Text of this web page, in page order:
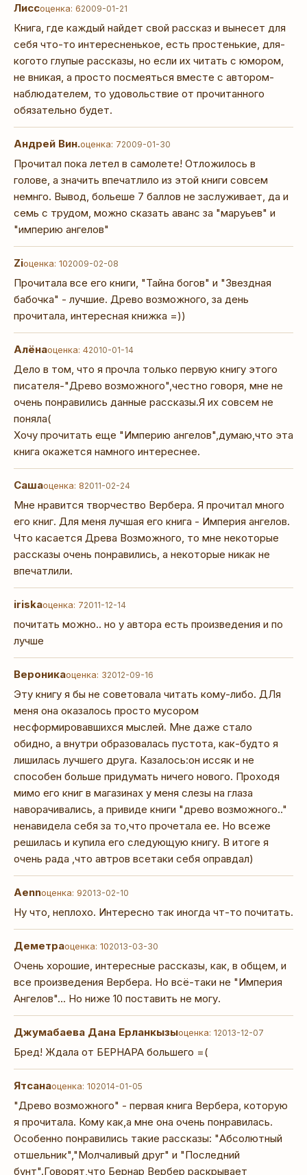
Лиссоценка: 62009-01-21
Книга, где каждый найдет свой рассказ и вынесет для
себя что-то интересненькое, есть простенькие, для-
когото глупые рассказы, но если их читать с юмором,
не вникая, а просто посмеяться вместе с автором-
наблюдателем, то удовольствие от прочитанного
обязательно будет.
Андрей Вин.оценка: 72009-01-30
Прочитал пока летел в самолете! Отложилось в
голове, а значить впечатлило из этой книги совсем
немнго. Вывод, больеше 7 баллов не заслуживает, да и
семь с трудом, можно сказать аванс за "маруьев" и
"империю ангелов"
Ziоценка: 102009-02-08
Прочитала все его книги, "Тайна богов" и "Звездная
бабочка" - лучшие. Древо возможного, за день
прочитала, интересная книжка =))
Алёнаоценка: 42010-01-14
Дело в том, что я прочла только первую книгу этого
писателя-"Древо возможного",честно говоря, мне не
очень понравились данные рассказы.Я их совсем не
поняла(
Хочу прочитать еще "Империю ангелов",думаю,что эта
книга окажется намного интереснее.
Сашаоценка: 82011-02-24
Мне нравится творчество Вербера. Я прочитал много
его книг. Для меня лучшая его книга - Империя ангелов.
Что касается Древа Возможного, то мне некоторые
рассказы очень понравились, а некоторые никак не
впечатлили.
iriskaоценка: 72011-12-14
почитать можно.. но у автора есть произведения и по
лучше
Вероникаоценка: 32012-09-16
Эту книгу я бы не советовала читать кому-либо. ДЛя
меня она оказалось просто мусором
несформировавшихся мыслей. Мне даже стало
обидно, а внутри образовалась пустота, как-будто я
лишилась лучшего друга. Казалось:он иссяк и не
способен больше придумать ничего нового. Проходя
мимо его книг в магазинах у меня слезы на глаза
наворачивались, а привиде книги "древо возможного.."
ненавидела себя за то,что прочетала ее. Но всеже
решилась и купила его следующую книгу. В итоге я
очень рада ,что автров всетаки себя оправдал)
Aennоценка: 92013-02-10
Ну что, неплохо. Интересно так иногда чт-то почитать.
Деметраоценка: 102013-03-30
Очень хорошие, интересные рассказы, как, в общем, и
все произведения Вербера. Но всё-таки не "Империя
Ангелов"... Но ниже 10 поставить не могу.
Джумабаева Дана Ерланкызыоценка: 12013-12-07
Бред! Ждала от БЕРНАРА большего =(
Ятсанаоценка: 102014-01-05
"Древо возможного" - первая книга Вербера, которую
я прочитала. Кому как,а мне она очень понравилась.
Особенно понравились такие рассказы: "Абсолютный
отшельник","Молчаливый друг" и "Последний
бунт".Говорят,что Бернар Вербер раскрывает